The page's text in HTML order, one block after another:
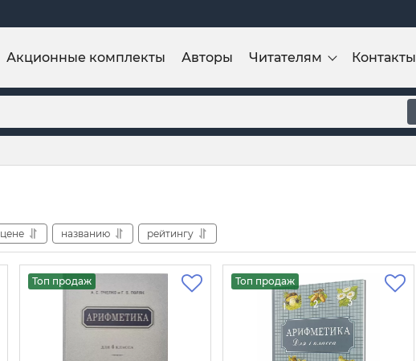
Акционные комплекты Авторы Читателям Контакты
цене названию рейтингу
Топ продаж Топ продаж